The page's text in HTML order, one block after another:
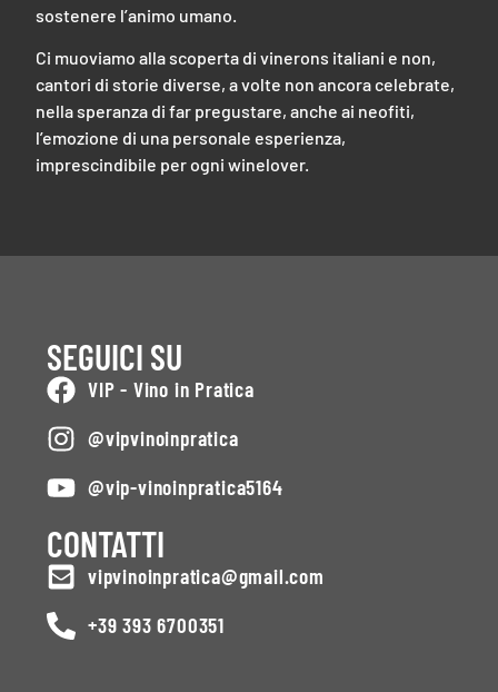
sostenere l’animo umano.
Ci muoviamo alla scoperta di vinerons italiani e non,
cantori di storie diverse, a volte non ancora celebrate,
nella speranza di far pregustare, anche ai neofiti,
l’emozione di una personale esperienza,
imprescindibile per ogni winelover.
SEGUICI SU
VIP - Vino in Pratica
@vipvinoinpratica
@vip-vinoinpratica5164
CONTATTI
vipvinoinpratica@gmail.com
+39 393 6700351